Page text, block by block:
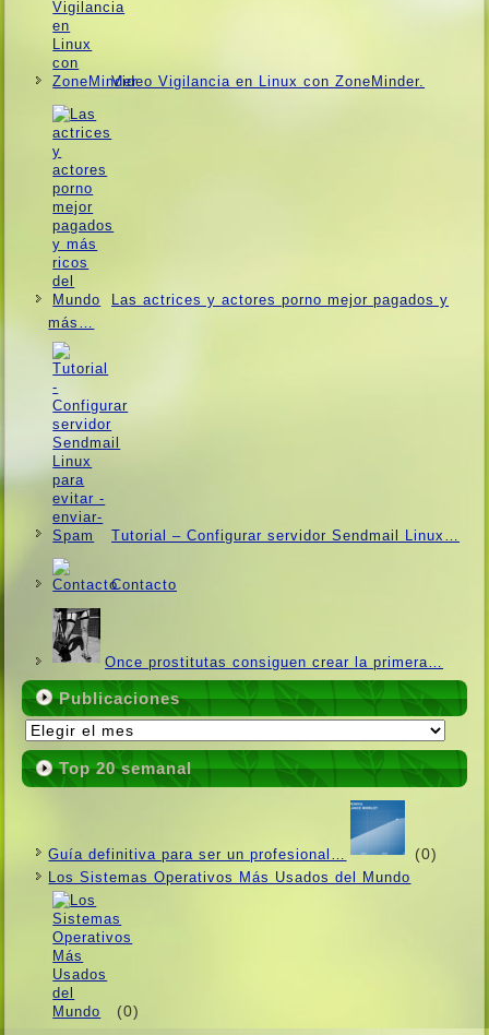
Video Vigilancia en Linux con ZoneMinder.
Las actrices y actores porno mejor pagados y
más…
Tutorial – Configurar servidor Sendmail Linux…
Contacto
Once prostitutas consiguen crear la primera…
Publicaciones
Publicaciones
Top 20 semanal
Guí­a definitiva para ser un profesional… (0)
Los Sistemas Operativos Más Usados ​​del Mundo
(0)